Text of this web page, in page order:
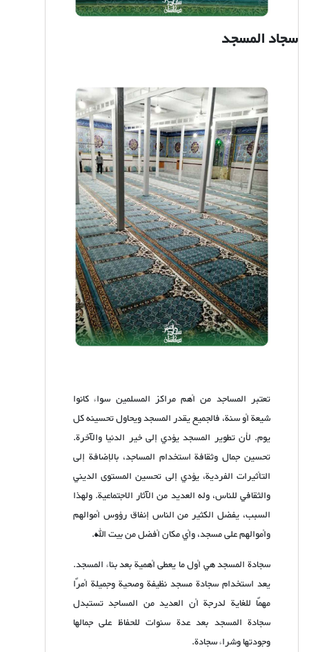
سجاد المسجد
تعتبر المساجد من أهم مراكز المسلمين سواء كانوا
شيعة أو سنة، فالجميع يقدر المسجد ويحاول تحسينه كل
يوم. لأن تطوير المسجد يؤدي إلى خير الدنيا والآخرة.
تحسين جمال وثقافة استخدام المساجد، بالإضافة إلى
التأثيرات الفردية، يؤدي إلى تحسين المستوى الديني
والثقافي للناس، وله العديد من الآثار الاجتماعية. ولهذا
السبب، يفضل الكثير من الناس إنفاق رؤوس أموالهم
وأموالهم على مسجد، وأي مكان أفضل من بيت الله.
سجادة المسجد هي أول ما يعطى أهمية بعد بناء المسجد.
يعد استخدام سجادة مسجد نظيفة وصحية وجميلة أمرًا
مهمًا للغاية لدرجة أن العديد من المساجد تستبدل
سجادة المسجد بعد عدة سنوات للحفاظ على جمالها
وجودتها وشراء سجادة.